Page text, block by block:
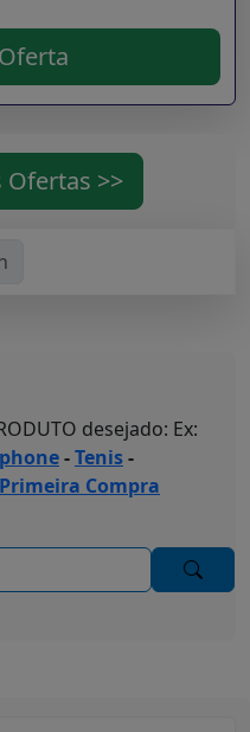
Ofertas >>
desejado: Ex:
-Tenis-
Primeira Compra